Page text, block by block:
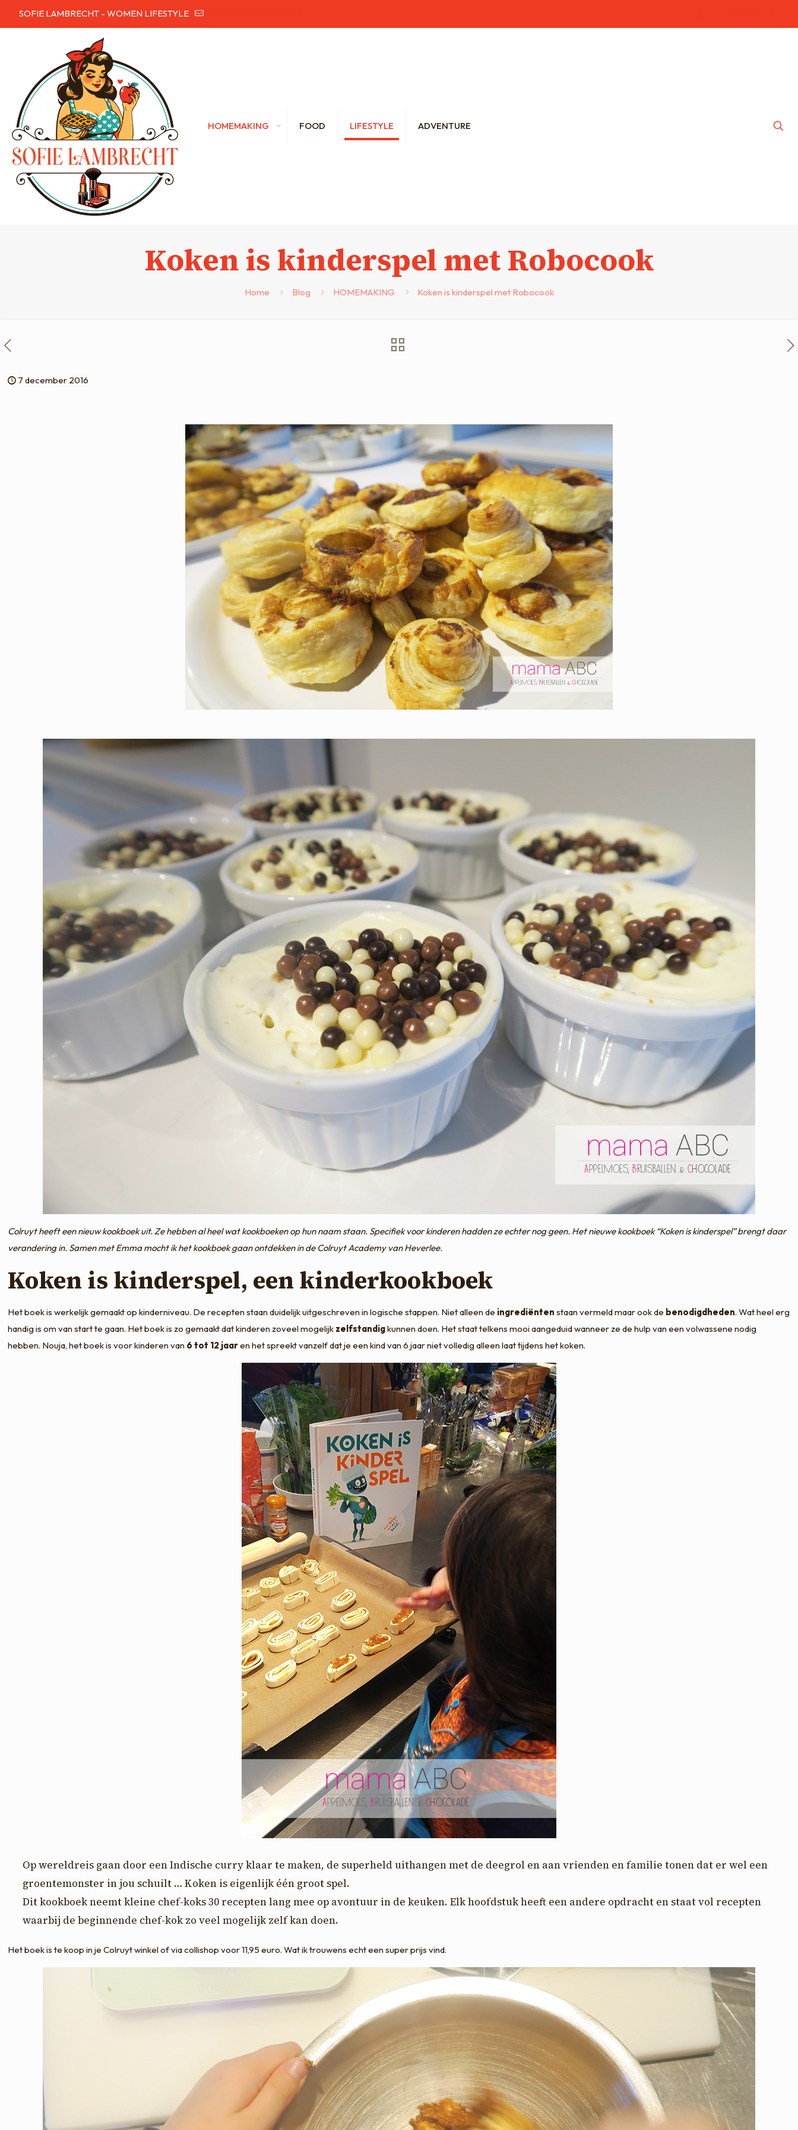
SOFIE LAMBRECHT - WOMEN LIFESTYLE
HOMEMAKING FOOD LIFESTYLE ADVENTURE
Koken is kinderspel met Robocook
Home Blog HOMEMAKING Koken is kinderspel met Robocook
7 december 2016
Colruyt heeft een nieuw kookboek uit. Ze hebben al heel wat kookboeken op hun naam staan. Specifiek voor kinderen hadden ze echter nog geen. Het nieuwe kookboek “Koken is kinderspel” brengt daar
verandering in. Samen met Emma mocht ik het kookboek gaan ontdekken in de Colruyt Academy van Heverlee.
Koken is kinderspel, een kinderkookboek
Het boek is werkelijk gemaakt op kinderniveau. De recepten staan duidelijk uitgeschreven in logische stappen. Niet alleen de ingrediënten staan vermeld maar ook de benodigdheden. Wat heel erg
handig is om van start te gaan. Het boek is zo gemaakt dat kinderen zoveel mogelijk zelfstandigkunnen doen. Het staat telkens mooi aangeduid wanneer ze de hulp van een volwassene nodig
hebben. Nouja, het boek is voor kinderen van 6 tot 12 jaaren het spreekt vanzelf dat je een kind van 6 jaar niet volledig alleen laat tijdens het koken.
Op wereldreis gaan door een Indische curry klaar te maken, de superheld uithangen met de deegrol en aan vrienden en familie tonen dat er wel een
groentemonster in jou schuilt … Koken is eigenlijk één groot spel.
Dit kookboek neemt kleine chef-koks 30 recepten lang mee op avontuur in de keuken. Elk hoofdstuk heeft een andere opdracht en staat vol recepten
waarbij de beginnende chef-kok zo veel mogelijk zelf kan doen.
Het boek is te koop in je Colruyt winkel of via collishop voor 11,95 euro. Wat ik trouwens echt een super prijs vind.